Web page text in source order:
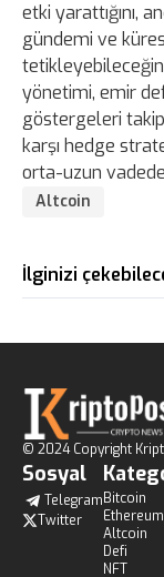
etki yarattığını,
gündemi ve
yönetimi, emir
göstergeleri
karşı hedge
orta-uzun
Altcoin
İlginizi
© 2024 Copyright
Sosyal
Telegram
Twitter
Bitcoin
Ethereum
Altcoin
Defi
NFT